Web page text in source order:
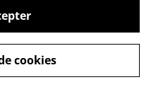
powered by
cookies